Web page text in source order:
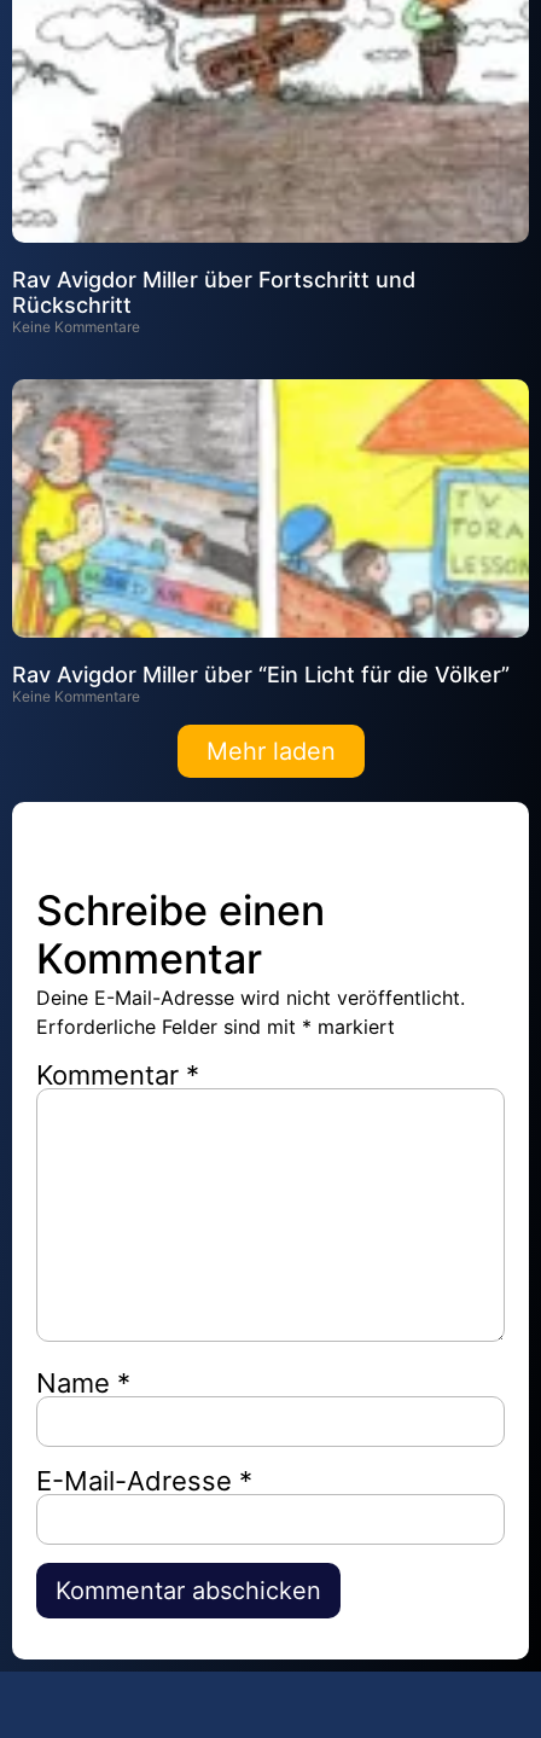
Rav Avigdor Miller über Fortschritt und
Rückschritt
Keine Kommentare
Rav Avigdor Miller über “Ein Licht für die Völker”
Keine Kommentare
Mehr laden
Schreibe einen
Kommentar
Deine E-Mail-Adresse wird nicht veröffentlicht.
Erforderliche Felder sind mit * markiert
Kommentar *
Name *
E-Mail-Adresse *
Alternative: